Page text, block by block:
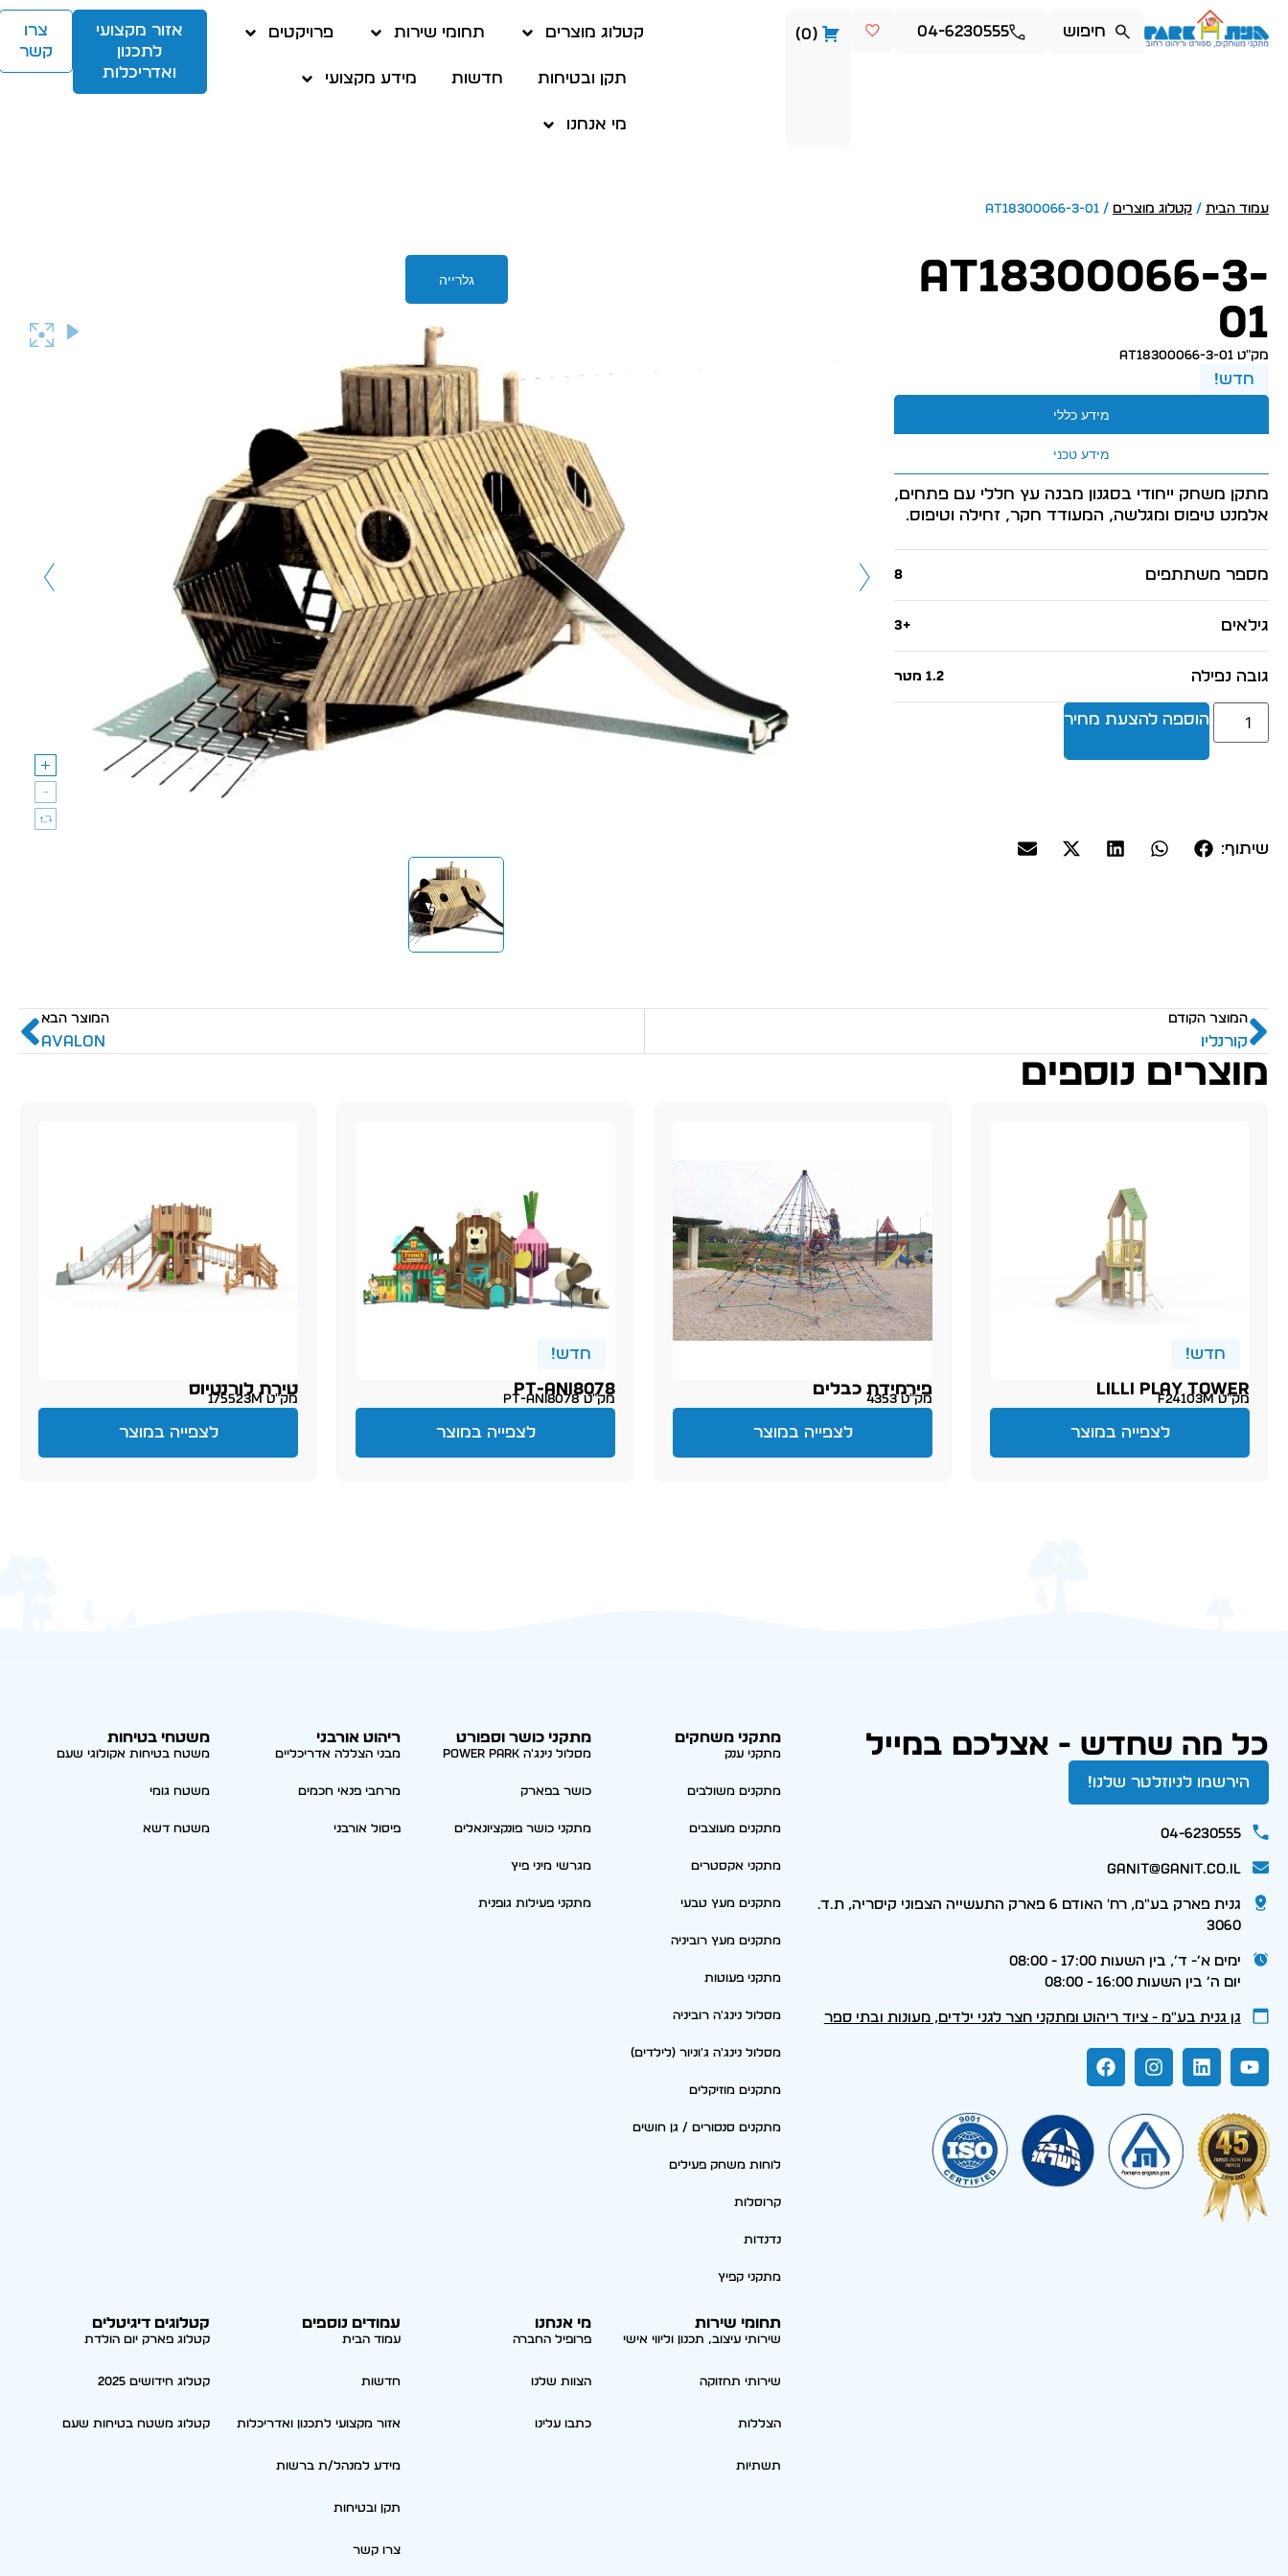
04-6230555
0 קטלוג מוצרים תחומי שירות פרויקטים
תקן ובטיחות חדשות מידע מקצועי
מי אנחנו
אזור מקצועי
לתכנון
ואדריכלות
צרו
קשר
עמוד הבית / קטלוג מוצרים / AT18300066-3-01
AT18300066-3-
01
מק״ט AT18300066-3-01
חדש!
מידע כללי
מידע טכני
מתקן משחק ייחודי בסגנון מבנה עץ חללי עם פתחים,
אלמנט טיפוס ומגלשה, המעודד חקר, זחילה וטיפוס.
מספר משתתפים 8
גילאים +3
גובה נפילה 1.2 מטר
הוספה להצעת מחיר
שיתוף:
גלרייה
המוצר הקודם
קורנליו
המוצר הבא
AVALON
מוצרים נוספים
חדש!
LILLI PLAY TOWER
מק״ט F24103M
לצפייה במוצר
פירמידת כבלים
מק״ט 4353
לצפייה במוצר
חדש!
PT-ani8078
מק״ט PT-ani8078
לצפייה במוצר
טירת לורנטיוס
מק״ט 175523M
לצפייה במוצר
כל מה שחדש - אצלכם במייל
הירשמו לניוזלטר שלנו!
04-6230555
ganit@ganit.co.il
גנית פארק בע"מ, רח' האודם 6 פארק התעשייה הצפוני קיסריה, ת.ד.
3060
ימים א׳- ד׳, בין השעות 17:00 - 08:00
יום ה׳ בין השעות 16:00 - 08:00
גן גנית בע״מ - ציוד ריהוט ומתקני חצר לגני ילדים, מעונות ובתי ספר
מתקני משחקים
מתקני ענק
מתקנים משולבים
מתקנים מעוצבים
מתקני אקסטרים
מתקנים מעץ טבעי
מתקנים מעץ רוביניה
מתקני פעוטות
מסלול נינג'ה רוביניה
מסלול נינג'ה ג'וניור (לילדים)
מתקנים מוזיקלים
מתקנים סנסורים / גן חושים
לוחות משחק פעילים
קרוסלות
נדנדות
מתקני קפיץ
מתקני כושר וספורט
מסלול נינג'ה Power park
כושר בפארק
מתקני כושר פונקציונאלים
מגרשי מיני פיץ
מתקני פעילות גופנית
ריהוט אורבני
מבני הצללה אדריכליים
מרחבי פנאי חכמים
פיסול אורבני
משטחי בטיחות
משטח בטיחות אקולוגי שעם
משטח גומי
משטח דשא
תחומי שירות
שירותי עיצוב, תכנון וליווי אישי
שירותי תחזוקה
הצללות
תשתיות
מי אנחנו
פרופיל החברה
הצוות שלנו
כתבו עלינו
עמודים נוספים
עמוד הבית
חדשות
אזור מקצועי לתכנון ואדריכלות
מידע למנהל/ת ברשות
תקן ובטיחות
צרו קשר
קטלוגים דיגיטלים
קטלוג פארק יום הולדת
קטלוג חידושים 2025
קטלוג משטח בטיחות שעם